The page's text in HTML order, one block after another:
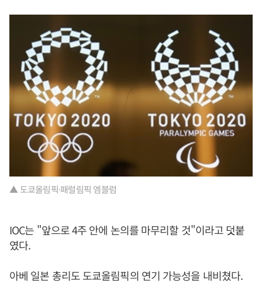
▲ 도쿄올림픽·패럴림픽 엠블럼
IOC는 "앞으로 4주 안에 논의를 마무리할 것"이라고 덧붙
였다.
아베 일본 총리도 도쿄올림픽의 연기 가능성을 내비쳤다.